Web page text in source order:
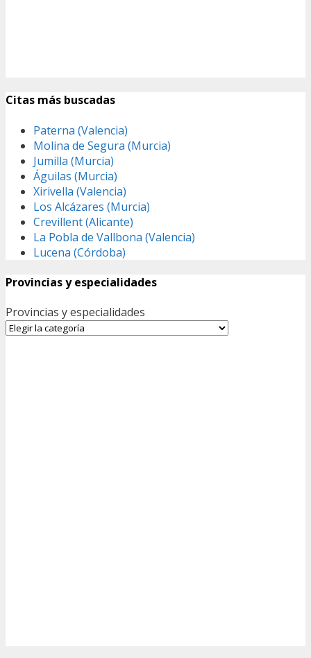
Citas más buscadas
Paterna (Valencia)
Molina de Segura (Murcia)
Jumilla (Murcia)
Águilas (Murcia)
Xirivella (Valencia)
Los Alcázares (Murcia)
Crevillent (Alicante)
La Pobla de Vallbona (Valencia)
Lucena (Córdoba)
Provincias y especialidades
Provincias y especialidades